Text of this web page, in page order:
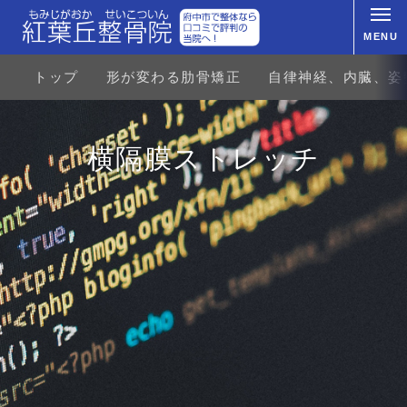
MENU
トップ 形が変わる肋骨矯正 自律神経、内臓、
横隔膜ストレッチ